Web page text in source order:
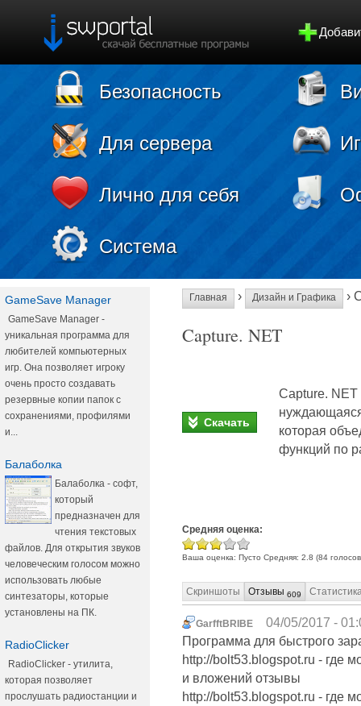
Безопасность
Для сервера
Лично для себя
Система
GameSave Manager
GameSave Manager -
уникальная программа для
любителей компьютерных
игр. Она позволяет игроку
очень просто создавать
резервные копии папок с
сохранениями, профилями
и...
Балаболка
Балаболка - софт,
который
предназначен для
чтения текстовых
файлов. Для открытия звуков
человеческим голосом можно
использовать любые
синтезаторы, которые
установлены на ПК.
RadioClicker
RadioClicker - утилита,
которая позволяет
прослушать радиостанции и
Главная › Дизайн и Графика ›
Capture. NET
Скачать
Capture.
нуждающаяся
которая
функций по
Средняя оценка:
Ваша оценка: Пусто Средняя: 2.8 (84
Скриншоты Отзывы 609
GarfftBRIBE
04/05/2017 -
Программа для быстрого
http://bolt53.blogspot.ru - где
и вложений отзывы
http://bolt53.blogspot.ru - где